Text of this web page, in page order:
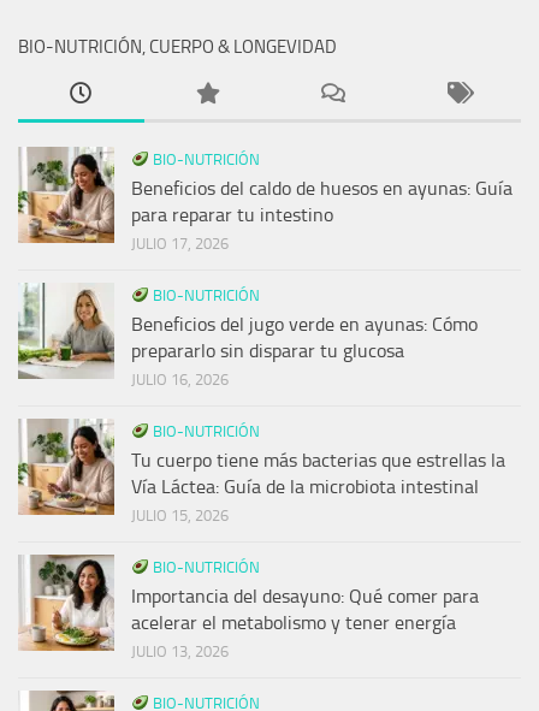
BIO-NUTRICIÓN, CUERPO & LONGEVIDAD
BIO-NUTRICIÓN
Beneficios del caldo de huesos en ayunas: Guía
para reparar tu intestino
JULIO 17, 2026
BIO-NUTRICIÓN
Beneficios del jugo verde en ayunas: Cómo
prepararlo sin disparar tu glucosa
JULIO 16, 2026
BIO-NUTRICIÓN
Tu cuerpo tiene más bacterias que estrellas la
Vía Láctea: Guía de la microbiota intestinal
JULIO 15, 2026
BIO-NUTRICIÓN
Importancia del desayuno: Qué comer para
acelerar el metabolismo y tener energía
JULIO 13, 2026
BIO-NUTRICIÓN